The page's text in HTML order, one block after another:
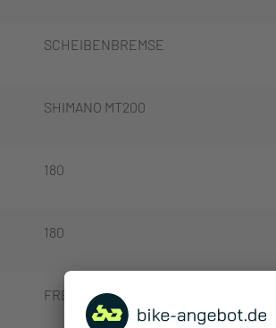
SCHEIBENBREMSE
SHIMANO MT200
180
180
FREILAUF